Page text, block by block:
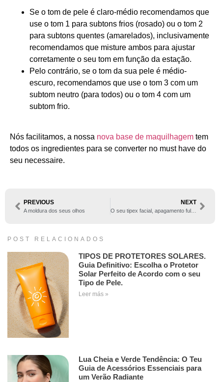
POST RELACIONADOS
TIPOS DE PROTETORES SOLARES.
Guia Definitivo: Escolha o Protetor
Solar Perfeito de Acordo com o seu
Tipo de Pele.
Leer más »
Lua Cheia e Verde Tendência: O Teu
Guia de Acessórios Essenciais para
um Verão Radiante
Se o tom de pele é claro-médio recomendamos que
use o tom 1 para subtons frios (rosado) ou o tom 2
para subtons quentes (amarelados), inclusivamente
recomendamos que misture ambos para ajustar
corretamente o seu tom em função da estação.
Pelo contrário, se o tom da sua pele é médio-
escuro, recomendamos que use o tom 3 com um
subtom neutro (para todos) ou o tom 4 com um
subtom frio.
Nós facilitamos, a nossa nova base de maquilhagem tem
todos os ingredientes para se converter no must have do
seu necessaire.
PREVIOUS
A moldura dos seus olhos
NEXT
O seu tipex facial, apagamento fulminante, adeus olheiras!!￼